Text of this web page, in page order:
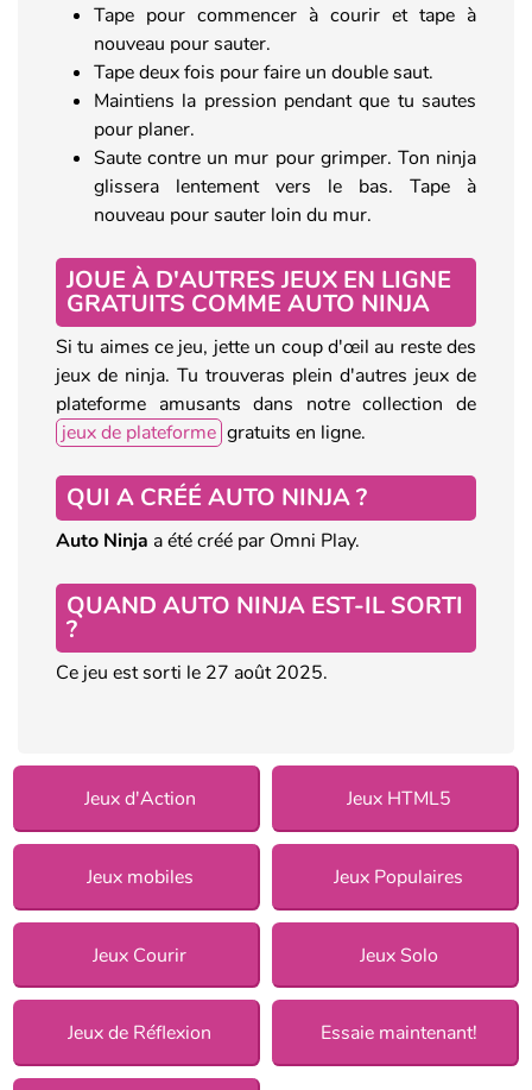
Tape pour commencer à courir et tape à
nouveau pour sauter.
Tape deux fois pour faire un double saut.
Maintiens la pression pendant que tu sautes
pour planer.
Saute contre un mur pour grimper. Ton ninja
glissera lentement vers le bas. Tape à
nouveau pour sauter loin du mur.
JOUE À D'AUTRES JEUX EN LIGNE
GRATUITS COMME AUTO NINJA
Si tu aimes ce jeu, jette un coup d'œil au reste des
jeux de ninja. Tu trouveras plein d'autres jeux de
plateforme amusants dans notre collection de
jeux de plateforme gratuits en ligne.
QUI A CRÉÉ AUTO NINJA ?
Auto Ninja a été créé par Omni Play.
QUAND AUTO NINJA EST-IL SORTI
?
Ce jeu est sorti le 27 août 2025.
Jeux d'Action Jeux HTML5
Jeux mobiles Jeux Populaires
Jeux Courir Jeux Solo
Jeux de Réflexion Essaie maintenant!